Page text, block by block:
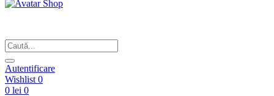
Autentificare
Wishlist 0
0 lei 0